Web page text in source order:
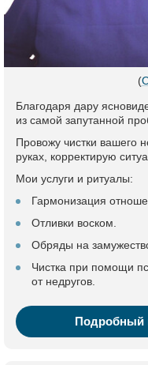
(
Благодаря дару
из самой запутанной
Провожу чистки вашего
руках, корректирую
Мои услуги и ритуалы:
Гармонизация
Отливки воском.
Обряды на
Чистка при помощи
от недругов.
Подробный